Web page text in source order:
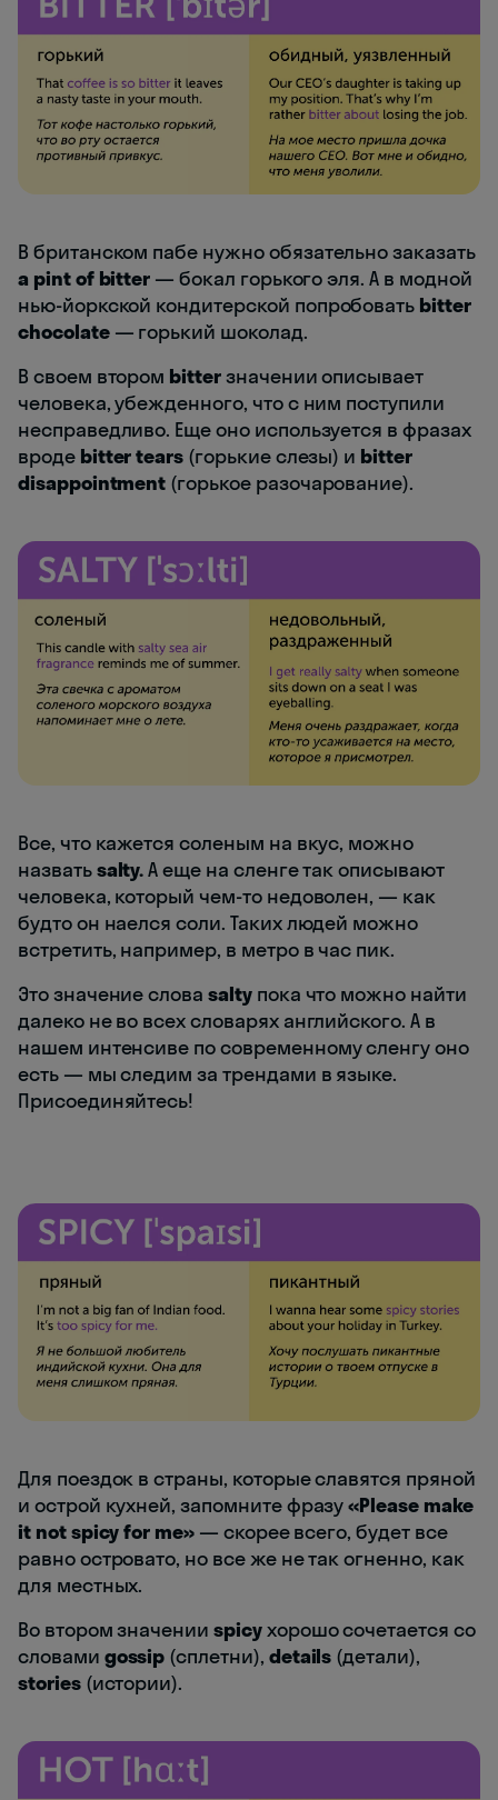
В британском пабе нужно обязательно заказать
a pint of bitter — бокал горького эля. А в модной
нью-йоркской кондитерской попробовать bitter
chocolate— горький шоколад.
В своем втором bitterзначении описывает
человека, убежденного, что с ним поступили
несправедливо. Еще оно используется в фразах
вроде bitter tears (горькие слезы) и bitter
disappointment (горькое разочарование).
Все, что кажется соленым на вкус, можно
назватьsalty.А еще на сленге так описывают
человека, который чем-то недоволен, — как
будто он наелся соли. Таких людей можно
встретить, например, в метро в час пик.
Это значение словаsalty пока что можно найти
далеко не во всех словарях английского. А в
нашем интенсиве по современному сленгу оно
есть — мы следим за трендами в языке.
Присоединяйтесь!
Для поездок в страны, которые славятся пряной
и острой кухней, запомните фразу«Please make
it not spicy for me» — скорее всего, будет все
равно островато, но все же не так огненно, как
для местных.
Во втором значенииspicyхорошо сочетается со
словами gossip (сплетни), details (детали),
stories(истории).